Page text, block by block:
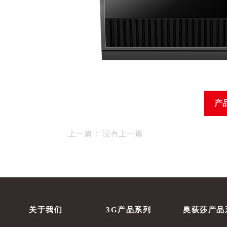
产
上一篇： 没有上一篇
关于我们 3G产品系列 奥荻莎产品